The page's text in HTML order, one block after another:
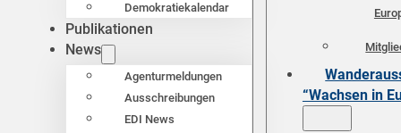
Demokratiekalendar
Publikationen
News
Agenturmeldungen
Ausschreibungen
EDI News
“Wachsen in